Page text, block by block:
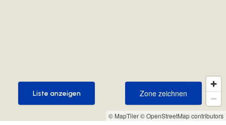
© MapTiler© OpenStreetMap contributors
Zone zeichnen
Zone zeichnen
Liste anzeigen
Liste anzeigen